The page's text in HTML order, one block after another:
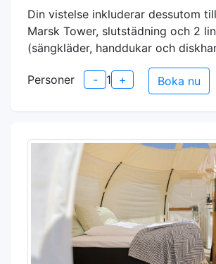
Din vistelse inkluderar dessutom
Marsk Tower, slutstädning och 2
(sängkläder, handdukar och
Personer - 1 + Boka nu